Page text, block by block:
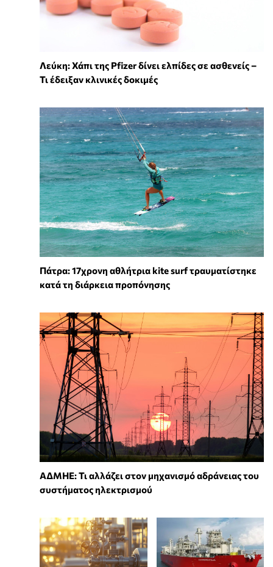
Λεύκη: Χάπι της Pfizer δίνει ελπίδες σε ασθενείς –
Τι έδειξαν κλινικές δοκιμές
Πάτρα: 17χρονη αθλήτρια kite surf τραυματίστηκε
κατά τη διάρκεια προπόνησης
ΑΔΜΗΕ: Τι αλλάζει στον μηχανισμό αδράνειας του
συστήματος ηλεκτρισμού